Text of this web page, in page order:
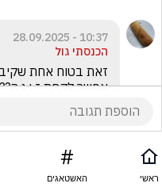
10:37 - 28.09.2025
הכנסתי גול
אפשר לקחת ז ו נ
ראשי האשטאגים